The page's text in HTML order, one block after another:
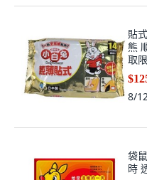
貼
熊
取
8/
袋
時